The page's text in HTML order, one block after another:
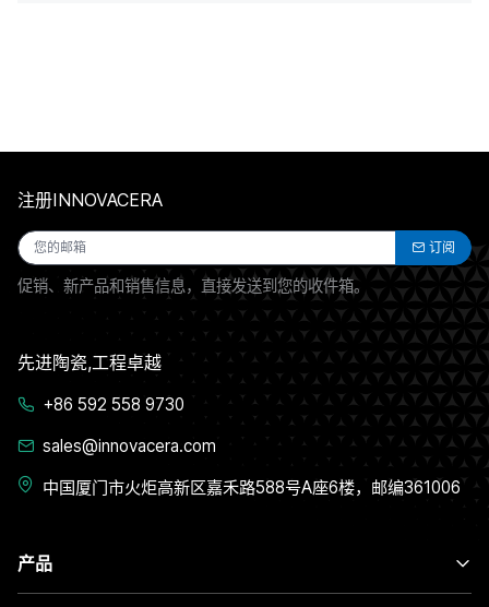
产品
注册INNOVACERA
订阅
促销、新产品和销售信息，直接发送到您的收件箱。
先进陶瓷,工程卓越
+86 592 558 9730
sales@innovacera.com
中国厦门市火炬高新区嘉禾路588号A座6楼，邮编361006